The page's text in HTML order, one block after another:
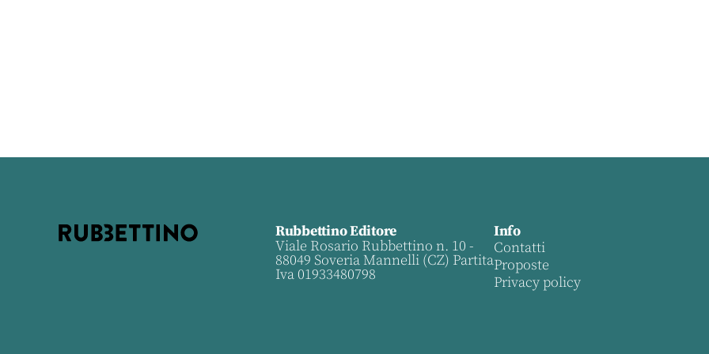
Rubbettino Editore
Viale Rosario Rubbettino n. 10 -
88049 Soveria Mannelli (CZ) Partita
Iva 01933480798
Info
Contatti
Proposte
Privacy policy